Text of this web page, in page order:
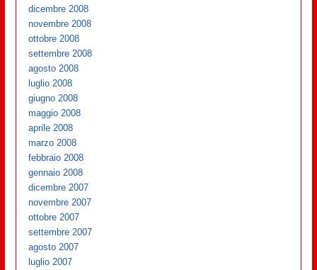
dicembre 2008
novembre 2008
ottobre 2008
settembre 2008
agosto 2008
luglio 2008
giugno 2008
maggio 2008
aprile 2008
marzo 2008
febbraio 2008
gennaio 2008
dicembre 2007
novembre 2007
ottobre 2007
settembre 2007
agosto 2007
luglio 2007